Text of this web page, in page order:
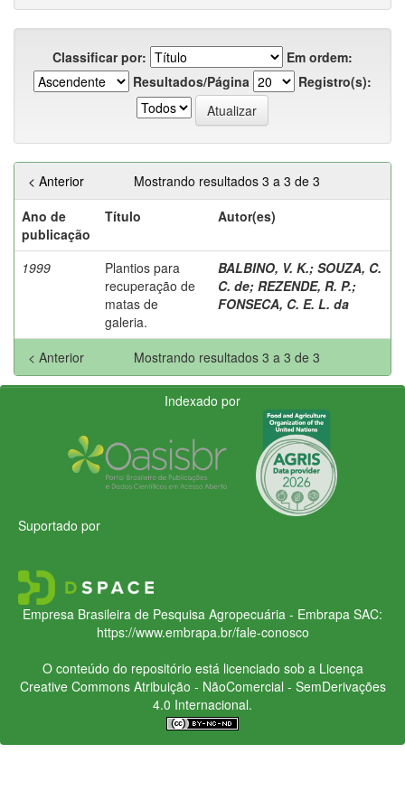
Classificar por:
Em ordem:
Resultados/Página
Registro(s):
Mostrando resultados 3 a 3 de 3
< Anterior
Ano de
publicação
Título Autor(es)
1999
Plantios para
recuperação de
matas de
galeria.
BALBINO, V. K.; SOUZA, C.
C. de; REZENDE, R. P.;
FONSECA, C. E. L. da
Mostrando resultados 3 a 3 de 3
< Anterior
Indexado por
Suportado por
Empresa Brasileira de Pesquisa Agropecuária - Embrapa SAC:
https://www.embrapa.br/fale-conosco
O conteúdo do repositório está licenciado sob a Licença
Creative CommonsAtribuição - NãoComercial - SemDerivações
4.0 Internacional.